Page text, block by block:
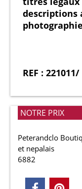
descriptions
REF :
NOTRE PRIX
Peterandclo
et nepalais
6882